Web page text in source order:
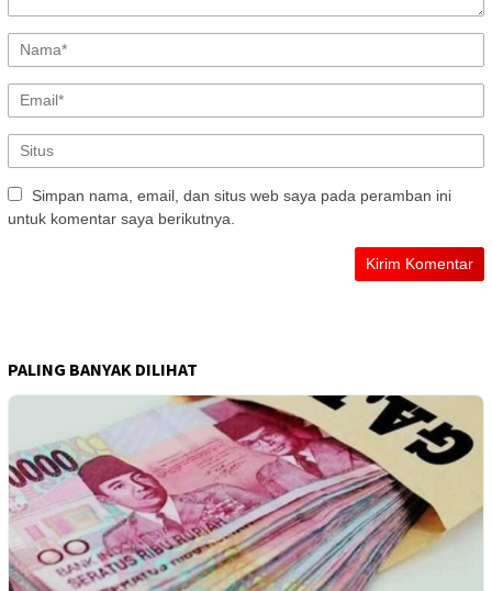
Simpan nama, email, dan situs web saya pada peramban ini
untuk komentar saya berikutnya.
PALING BANYAK DILIHAT